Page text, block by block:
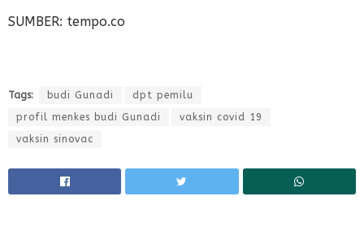
SUMBER: tempo.co
Tags: budi Gunadi
dpt pemilu
profil menkes budi Gunadi
vaksin covid 19
vaksin sinovac